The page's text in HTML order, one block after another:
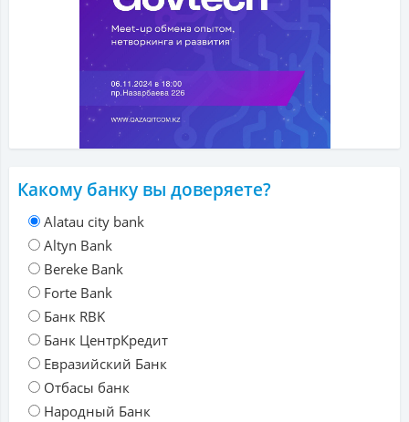
Какому банку вы доверяете?
Alatau city bank
Altyn Bank
Bereke Bank
Forte Bank
Банк RBK
Банк ЦентрКредит
Евразийский Банк
Отбасы банк
Народный Банк